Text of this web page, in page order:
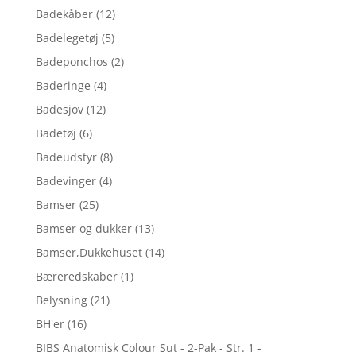
Badekåber (12)
Badelegetøj (5)
Badeponchos (2)
Baderinge (4)
Badesjov (12)
Badetøj (6)
Badeudstyr (8)
Badevinger (4)
Bamser (25)
Bamser og dukker (13)
Bamser,Dukkehuset (14)
Bæreredskaber (1)
Belysning (21)
BH'er (16)
BIBS Anatomisk Colour Sut - 2-Pak - Str. 1 -